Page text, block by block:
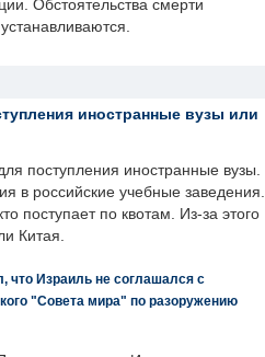
Обстоятельства смерти
иностранные вузы или
поступления иностранные вузы.
в российские учебные заведения.
поступает по квотам. Из-за этого
Китая.
что Израиль не соглашался с
"Совета мира" по разоружению